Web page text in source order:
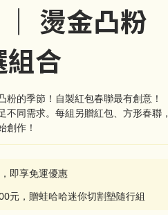
燙金凸粉
合
粉的季節！自製紅包春聯最有創意！
不同需求。每組另贈紅包、方形春聯，
創作！
即享免運優惠
元，贈蛙哈哈迷你切割墊隨行組